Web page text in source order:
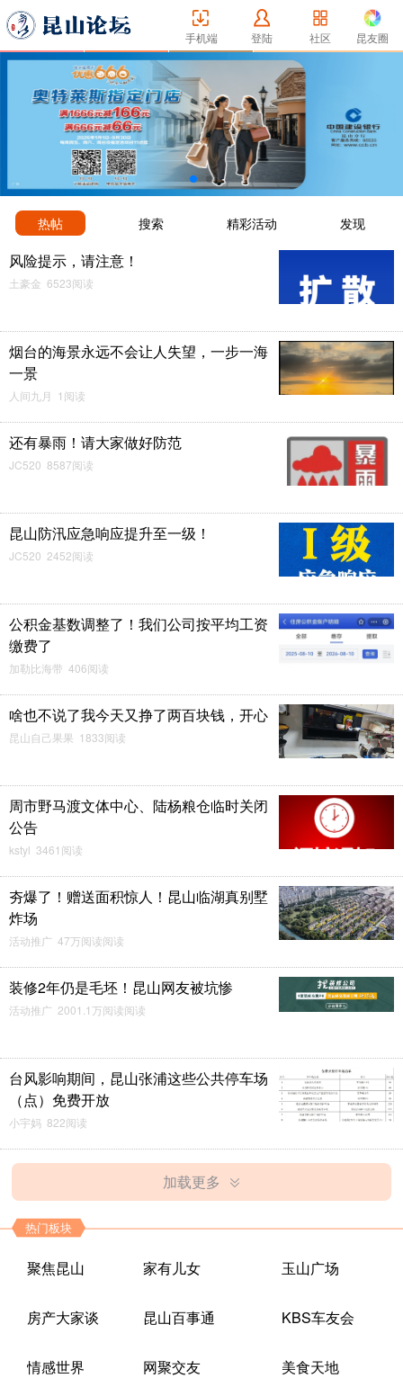
手机端 登陆 社区 昆友圈
热帖 搜索 精彩活动 发现
风险提示，请注意！
土豪金 6523阅读
烟台的海景永远不会让人失望，一步一海
一景
人间九月 1阅读
还有暴雨！请大家做好防范
JC520 8587阅读
昆山防汛应急响应提升至一级！
JC520 2452阅读
公积金基数调整了！我们公司按平均工资
缴费了
加勒比海带 406阅读
啥也不说了我今天又挣了两百块钱，开心
昆山自己果果 1833阅读
周市野马渡文体中心、陆杨粮仓临时关闭
公告
kstyl 3461阅读
夯爆了！赠送面积惊人！昆山临湖真别墅
炸场
活动推广 47万阅读阅读
装修2年仍是毛坯！昆山网友被坑惨
活动推广 2001.1万阅读阅读
台风影响期间，昆山张浦这些公共停车场
（点）免费开放
小宇妈 822阅读
加载更多
热门板块
聚焦昆山 家有儿女 玉山广场
房产大家谈 昆山百事通 KBS车友会
情感世界 网聚交友 美食天地